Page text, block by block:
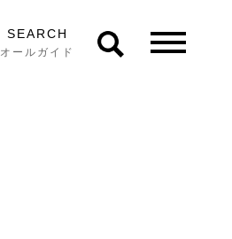
SEARCH
オールガイド